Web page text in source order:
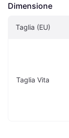
Dimensione
Taglia (EU)
Taglia Vita